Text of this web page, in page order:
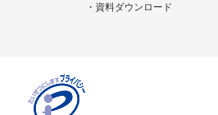
・資料ダウンロード